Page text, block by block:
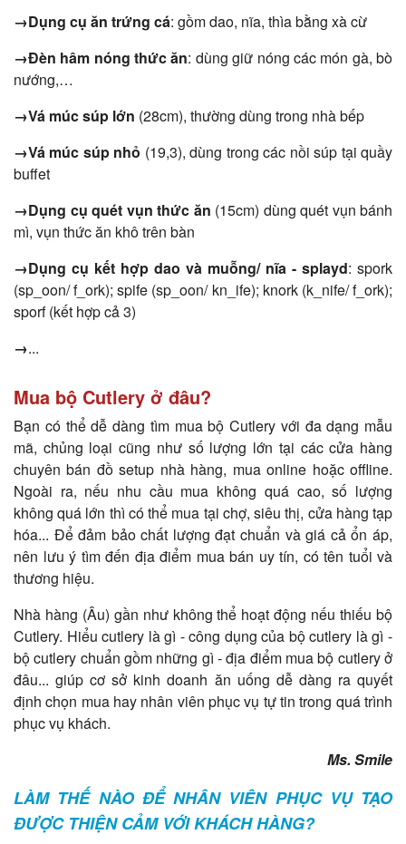
→Dụng cụ ăn trứng cá: gồm dao, nĩa, thìa bằng xà cừ
→Đèn hâm nóng thức ăn: dùng giữ nóng các món gà, bò
nướng,…
→Vá múc súp lớn (28cm), thường dùng trong nhà bếp
→Vá múc súp nhỏ (19,3), dùng trong các nồi súp tại quầy
buffet
→Dụng cụ quét vụn thức ăn (15cm) dùng quét vụn bánh
mì, vụn thức ăn khô trên bàn
→Dụng cụ kết hợp dao và muỗng/ nĩa - splayd: spork
(sp_oon/ f_ork); spife (sp_oon/ kn_ife); knork (k_nife/ f_ork);
sporf (kết hợp cả 3)
→...
Mua bộ Cutlery ở đâu?
Bạn có thể dễ dàng tìm mua bộ Cutlery với đa dạng mẫu
mã, chủng loại cũng như số lượng lớn tại các cửa hàng
chuyên bán đồ setup nhà hàng, mua online hoặc offline.
Ngoài ra, nếu nhu cầu mua không quá cao, số lượng
không quá lớn thì có thể mua tại chợ, siêu thị, cửa hàng tạp
hóa... Để đảm bảo chất lượng đạt chuẩn và giá cả ổn áp,
nên lưu ý tìm đến địa điểm mua bán uy tín, có tên tuổi và
thương hiệu.
Nhà hàng (Âu) gần như không thể hoạt động nếu thiếu bộ
Cutlery. Hiểu cutlery là gì - công dụng của bộ cutlery là gì -
bộ cutlery chuẩn gồm những gì - địa điểm mua bộ cutlery ở
đâu... giúp cơ sở kinh doanh ăn uống dễ dàng ra quyết
định chọn mua hay nhân viên phục vụ tự tin trong quá trình
phục vụ khách.
​Ms. Smile
LÀM THẾ NÀO ĐỂ NHÂN VIÊN PHỤC VỤ TẠO
ĐƯỢC THIỆN CẢM VỚI KHÁCH HÀNG?